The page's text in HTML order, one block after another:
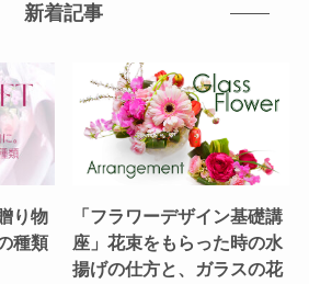
新着記事
り物
種類
「フラワーデザイン基礎講
座」花束をもらった時の水
揚げの仕方と、ガラスの花